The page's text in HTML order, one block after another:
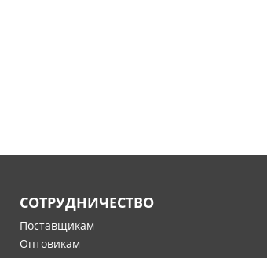
СОТРУДНИЧЕСТВО
Поставщикам
Оптовикам